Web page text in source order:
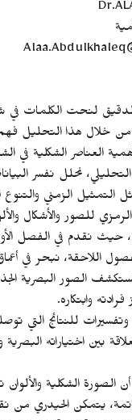
لنحت الكلمات في
خلال هذا التحليل فهم
العناصر الشكلية في
نحلل نفسر
التمثيل الزمني
للصور والأشكال
نقدم في الفصل الأول
اللاحقة، نبحر في
الصور البصرية
وابتكاره.
للنتائج التي
بين اختياراته البصرية
أن الصورة الشكلية
القاتمة، يتمكن الحيدري